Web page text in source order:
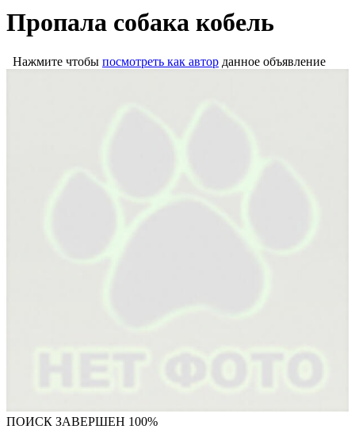
Пропала собака кобель
Нажмите чтобы посмотреть как автор данное объявление
ПОИСК ЗАВЕРШЕН 100%